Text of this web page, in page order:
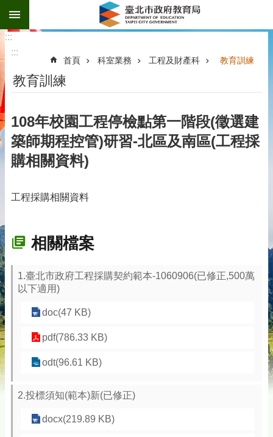
跳到主要內容區塊
:::
:::
首頁 科室業務 工程及財產科 教育訓練
教育訓練
108年校園工程停檢點第一階段(徵選建
築師期程控管)研習-北區及南區(工程採
購相關資料)
工程採購相關資料
相關檔案
1.臺北市政府工程採購契約範本-1060906(已修正,500萬
以下適用)
doc(47 KB)
pdf(786.33 KB)
odt(96.61 KB)
2.投標須知(範本)新(已修正)
docx(219.89 KB)